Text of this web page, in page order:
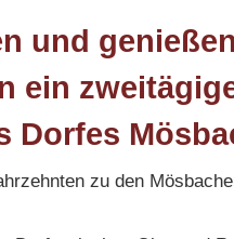
und
ein
Dorfes
zu den